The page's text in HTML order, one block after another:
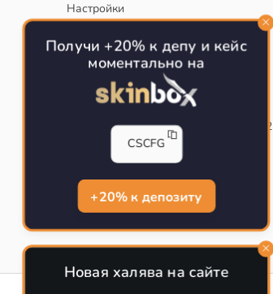
Настройки
Тактики
Конфиг для тренировок в CS
Как сохранить свой конфиг CS
Инста смоки на карте de_mirage в CS2
Рабочий бинд на Jumpthrow
Получи +20% к депу и кейс
моментально на
CSCFG
+20% к депозиту
Новая халява на сайте